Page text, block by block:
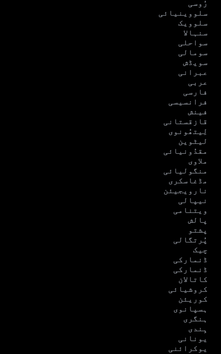
رُوسی
سلووینیائی
سلوویک
سنہالا
سواحلی
سومالی
سویڈش
عبرانی
عربی
فارسی
فرانسیسی
فینش
قازقستانی
لِیتھُونوی
لیٹوین
مقدُونیائی
ملاوی
منگولیائی
مڈغاسکری
نارویجیئن
نیپالی
ویتنامی
پالش
پشتو
پُرتگالی
چیک
ڈنمارکی
ڈنمارکی
کاتالان
کروشیائی
کوریئن
ہسپانوی
ہنگری
ہِندی
یونانی
یوکرائنی